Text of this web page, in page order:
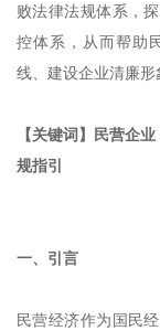
败法律法规体系，
控体系，从而帮助
线、建设企业清廉形
【关键词】民营企
规指引
一、引言
民营经济作为国民